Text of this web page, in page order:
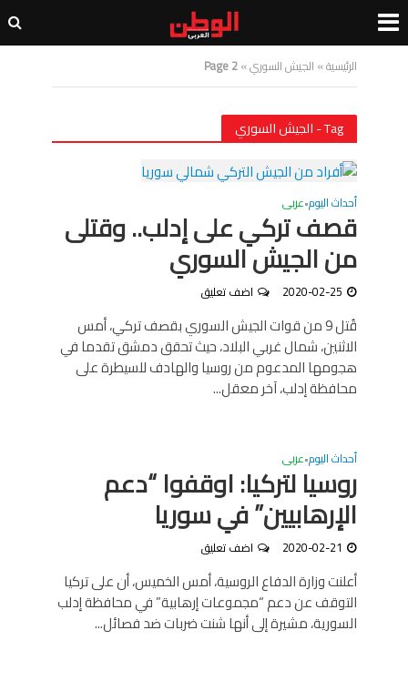
الرئيسية» الجيش السوري»
Page 2
Tag - الجيش السوري
أحداث اليوم•عربى
قصف تركي على إدلب.. وقتلى
من الجيش السوري
2020-02-25 اضف تعليق
قُتل 9 من قوات الجيش السوري بقصف تركي، أمس
الاثنين، شمال غربي البلاد، حيث تحقق دمشق تقدما في
هجومها المدعوم من روسيا والهادف للسيطرة على
محافظة إدلب، آخر معقل...
أحداث اليوم•عربى
روسيا لتركيا: اوقفوا “دعم
الإرهابيين” في سوريا
2020-02-21 اضف تعليق
أعلنت وزارة الدفاع الروسية، أمس الخميس، أن على تركيا
التوقف عن دعم “مجموعات إرهابية” في محافظة إدلب
السورية، مشيرة إلى أنها شنت ضربات ضد فصائل...